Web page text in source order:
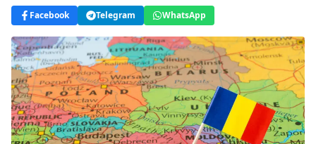
Facebook Telegram WhatsApp